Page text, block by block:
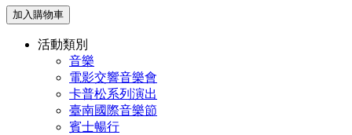
加入購物車
活動類別
音樂
電影交響音樂會
卡普松系列演出
臺南國際音樂節
賓士暢行